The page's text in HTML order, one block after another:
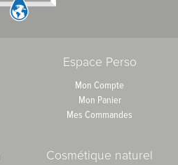
Espace Perso
Mon Compte
Mon Panier
Mes Commandes
Cosmétique naturel